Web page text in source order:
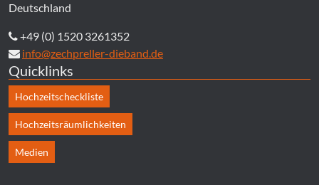
Deutschland
+49 (0) 1520 3261352
info@zechpreller-dieband.de
Quicklinks
Hochzeitscheckliste
Hochzeitsräumlichkeiten
Medien